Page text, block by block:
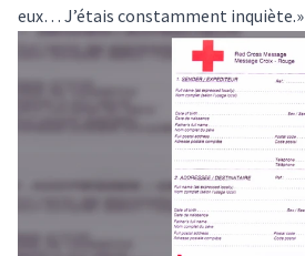
eux… J’étais constamment inquiète.»